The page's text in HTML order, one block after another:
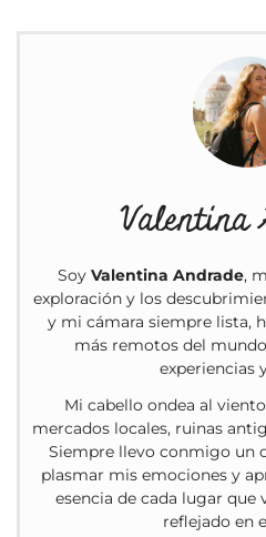
Valentina
Soy Valentina Andrade,
exploración y los
y mi cámara siempre lista,
más remotos del
experiencias
Mi cabello ondea al
mercados locales, ruinas
Siempre llevo conmigo un
plasmar mis emociones y
esencia de cada lugar que
reflejado en